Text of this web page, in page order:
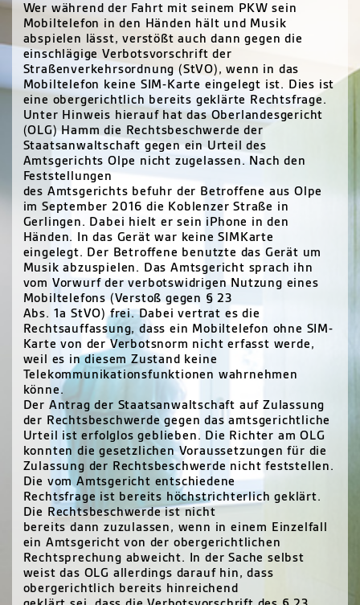
Wer während der Fahrt mit seinem PKW sein
Mobiltelefon in den Händen hält und Musik
abspielen lässt, verstößt auch dann gegen die
einschlägige Verbotsvorschrift der
Straßenverkehrsordnung (StVO), wenn in das
Mobiltelefon keine SIM-Karte eingelegt ist. Dies ist
eine obergerichtlich bereits geklärte Rechtsfrage.
Unter Hinweis hierauf hat das Oberlandesgericht
(OLG) Hamm die Rechtsbeschwerde der
Staatsanwaltschaft gegen ein Urteil des
Amtsgerichts Olpe nicht zugelassen. Nach den
Feststellungen
des Amtsgerichts befuhr der Betroffene aus Olpe
im September 2016 die Koblenzer Straße in
Gerlingen. Dabei hielt er sein iPhone in den
Händen. In das Gerät war keineSIMKarte
eingelegt. Der Betroffene benutzte das Gerät um
Musik abzuspielen. Das Amtsgericht sprach ihn
vom Vorwurf der verbotswidrigen Nutzung eines
Mobiltelefons (Verstoß gegen § 23
Abs. 1a StVO) frei. Dabei vertrat es die
Rechtsauffassung, dass ein Mobiltelefon ohne SIM-
Karte von der Verbotsnorm nicht erfasst werde,
weil es in diesem Zustand keine
Telekommunikationsfunktionen wahrnehmen
könne.
Der Antrag der Staatsanwaltschaft auf Zulassung
der Rechtsbeschwerde gegen das amtsgerichtliche
Urteil ist erfolglos geblieben. Die Richter amOLG
konnten die gesetzlichen Voraussetzungen für die
Zulassung der Rechtsbeschwerde nicht feststellen.
Die vom Amtsgericht entschiedene
Rechtsfrage ist bereits höchstrichterlich geklärt.
Die Rechtsbeschwerde ist nicht
bereits dann zuzulassen, wenn in einem Einzelfall
ein Amtsgericht von der obergerichtlichen
Rechtsprechung abweicht. In der Sache selbst
weist das OLG allerdings darauf hin, dass
obergerichtlich bereits hinreichend